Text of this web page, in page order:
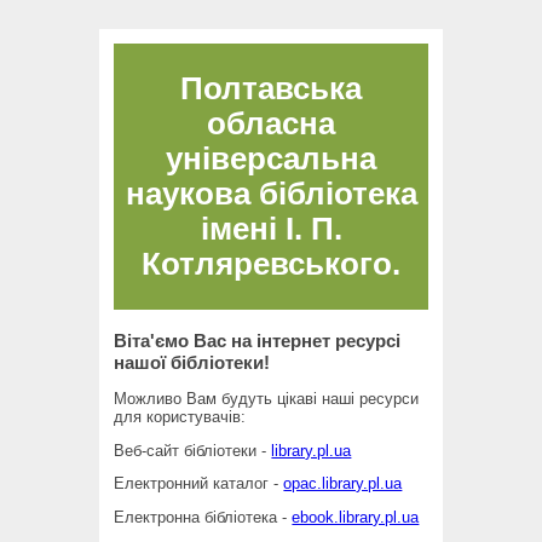
Полтавська
обласна
універсальна
наукова бібліотека
імені І. П.
Котляревського.
Віта'ємо Вас на інтернет ресурсі
нашої бібліотеки!
Можливо Вам будуть цікаві наші ресурси
для користувачів:
Веб-сайт бібліотеки -library.pl.ua
Електронний каталог -opac.library.pl.ua
Електронна бібліотека -ebook.library.pl.ua